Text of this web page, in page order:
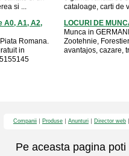
si ...
cataloage, carti de
A0, A1, A2,
Romana.
in
LOCURI DE
Munca in
Zootehnie,
avantajos, cazare,
Companii Produse Anunturi Director web
Pe aceasta pagina poti